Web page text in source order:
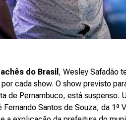
do Brasil , Wesley Safadão
cada show. O show previsto
de Pernambuco, está suspenso.
Santos de Souza, da 1ª